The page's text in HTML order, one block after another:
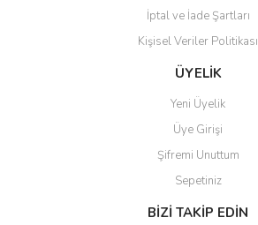
İptal ve İade Şartları
Kişisel Veriler Politikası
ÜYELİK
Yeni Üyelik
Üye Girişi
Şifremi Unuttum
Sepetiniz
BİZİ TAKİP EDİN